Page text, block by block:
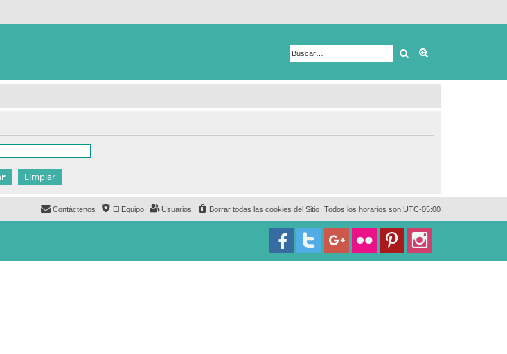
Buscar
Todos los horarios son UTC-05:00
Borrar todas las cookies del Sitio
Usuarios
El Equipo
Contáctenos